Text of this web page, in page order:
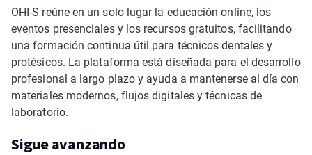
OHI-S reúne en un solo lugar la educación online, los
eventos presenciales y los recursos gratuitos, facilitando
una formación continua útil para técnicos dentales y
protésicos. La plataforma está diseñada para el desarrollo
profesional a largo plazo y ayuda a mantenerse al día con
materiales modernos, flujos digitales y técnicas de
laboratorio.
Sigue avanzando